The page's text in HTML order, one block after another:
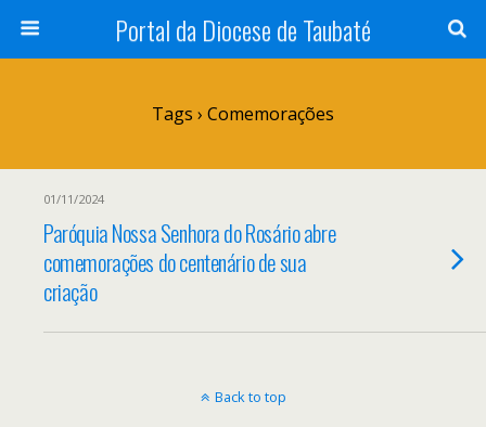
Portal da Diocese de Taubaté
Tags › Comemorações
01/11/2024
Paróquia Nossa Senhora do Rosário abre
comemorações do centenário de sua
criação
Back to top